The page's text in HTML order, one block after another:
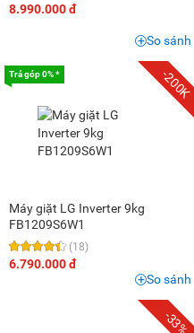
8.990.000 đ
So sánh
Trả góp 0% * -200K
Máy giặt LG Inverter 9kg
FB1209S6W1
(18)
6.790.000 đ
So sánh
-33%